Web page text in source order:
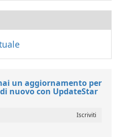
un aggiornamento per
nuovo con UpdateStar